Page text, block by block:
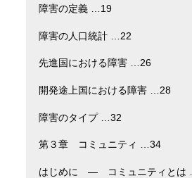
障害の定義 …19
障害の人口統計 …22
先進国における障害 …26
開発途上国における障害 …28
障害のタイプ …32
第３章 コミュニティ …34
はじめに ― コミュニティとは